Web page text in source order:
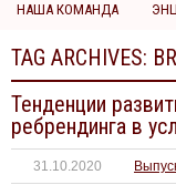
НАША КОМАНДА
TAG ARCHIVES:
Тенденции
ребрендинга в
31.10.2020